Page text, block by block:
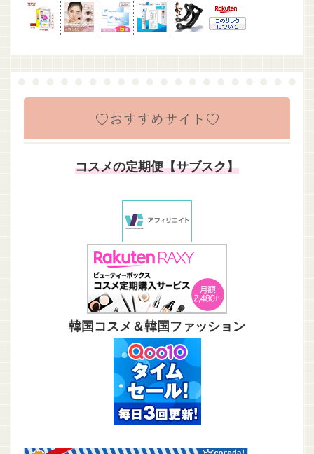
♡おすすめサイト♡
コスメの定期便【サブスク】
韓国コスメ＆韓国ファッション